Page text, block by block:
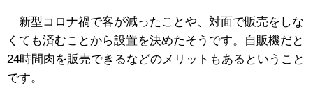
新型コロナ禍で客が減ったことや、対面で販売をしな
くても済むことから設置を決めたそうです。自販機だと
24時間肉を販売できるなどのメリットもあるということ
です。